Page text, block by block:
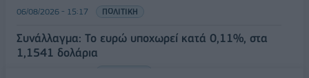
06/08/2026 - 15:17 ΠΟΛΙΤΙΚΗ
Συνάλλαγμα: Το ευρώ υποχωρεί κατά 0,11%, στα
1,1541 δολάρια